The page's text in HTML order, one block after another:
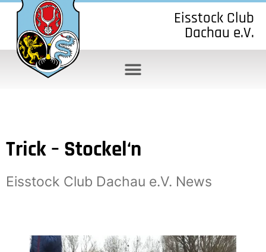
Eisstock Club
Dachau e.V.
Trick – Stockel‘n
Eisstock Club Dachau e.V. News